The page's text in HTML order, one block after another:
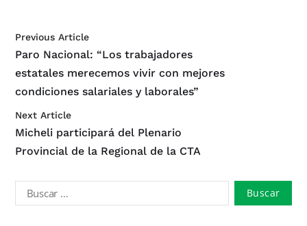
Previous Article
Paro Nacional: “Los trabajadores
estatales merecemos vivir con mejores
condiciones salariales y laborales”
Next Article
Micheli participará del Plenario
Provincial de la Regional de la CTA